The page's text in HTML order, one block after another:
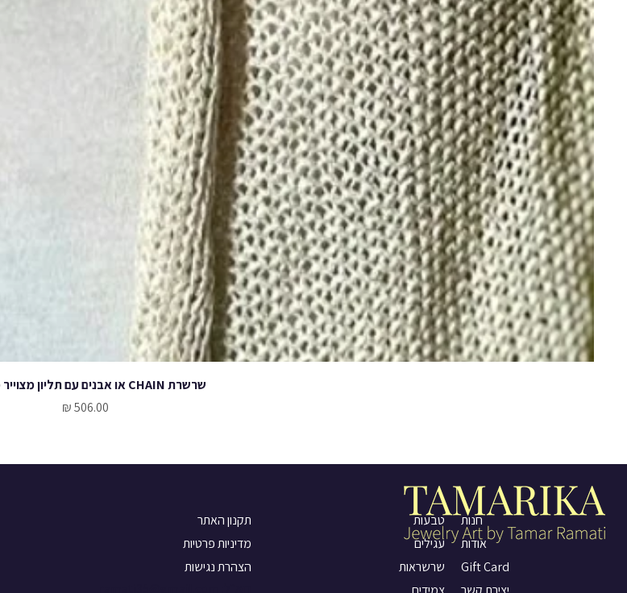
שרשרת CHAIN או אבנים עם תליון מצוייר פטריות
מחיר
טבעות
עגילים
שרשראות
חנות
אודות
Gift Card
תקנון האתר
מדיניות פרטיות
הצהרת נגישות